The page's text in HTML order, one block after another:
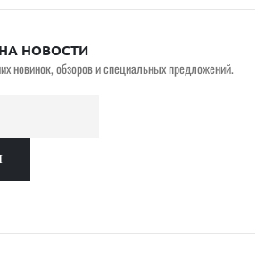
НОВОСТИ
новинок, обзоров и специальных предложений.